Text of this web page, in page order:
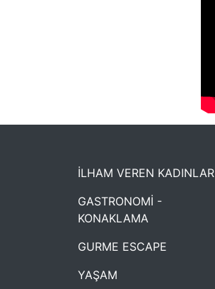
İLHAM VEREN KADINLAR
GASTRONOMİ -
KONAKLAMA
GURME ESCAPE
YAŞAM